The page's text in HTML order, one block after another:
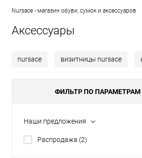
Nursace - магазин обуви, сумок и аксессуаров
Аксессуары
nursace визитницы nursace
ФИЛЬТР ПО ПАРАМЕТРАМ
Наши предложения
Распродажа (2)